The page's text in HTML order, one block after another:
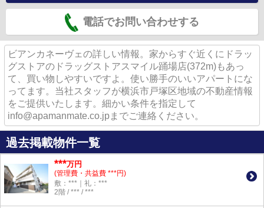
電話でお問い合わせする
ビアンカネーヴェの詳しい情報。家からすぐ近くにドラッ
グストアのドラッグストアスマイル踊場店(372m)もあっ
て、買い物しやすいですよ。使い勝手のいいアパートにな
ってます。当社スタッフが横浜市戸塚区地域の不動産情報
をご提供いたします。細かい条件を指定して
info@apamanmate.co.jpまでご連絡ください。
過去掲載物件一覧
***万円
(管理費・共益費 ***円)
敷：***｜礼：***
2階 / *** / ***